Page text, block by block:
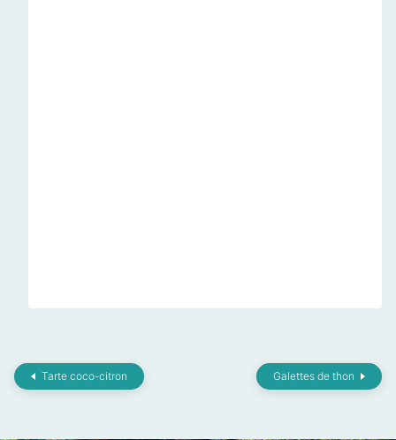
Tarte coco-citron Galettes de thon